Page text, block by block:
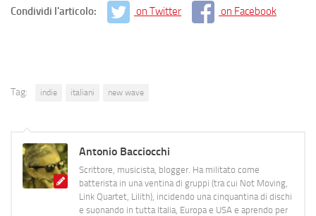
Condividi l'articolo: on Twitter on Facebook
Tag: indie italiani new wave
Antonio Bacciocchi
Scrittore, musicista, blogger. Ha militato come
batterista in una ventina di gruppi (tra cui Not Moving,
Link Quartet, Lilith), incidendo una cinquantina di dischi
e suonando in tutta Italia, Europa e USA e aprendo per